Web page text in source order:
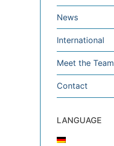
News
International
Meet the Team
Contact
LANGUAGE